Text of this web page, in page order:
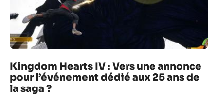
Kingdom Hearts IV : Vers une annonce
pour l’événement dédié aux 25 ans de
la saga ?